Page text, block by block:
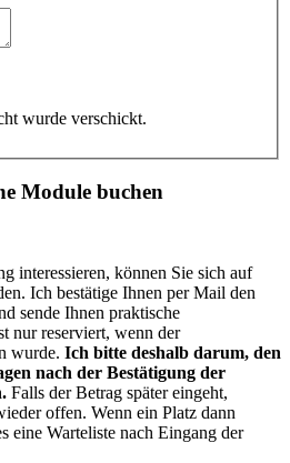
wurde verschickt.
Module buchen
interessieren, können Sie sich auf
Ich bestätige Ihnen per Mail den
sende Ihnen praktische
nur reserviert, wenn der
wurde. Ich bitte deshalb darum, den
nach der Bestätigung der
Falls der Betrag später eingeht,
offen. Wenn ein Platz dann
eine Warteliste nach Eingang der